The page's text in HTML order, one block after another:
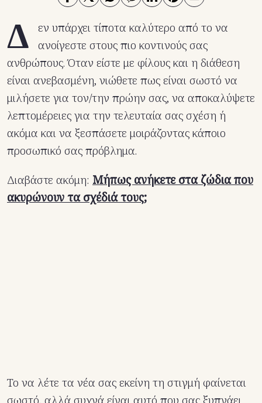
Δ
εν υπάρχει τίποτα καλύτερο από το να
ανοίγεστε στους πιο κοντινούς σας
ανθρώπους. Όταν είστε με φίλους και η διάθεση
είναι ανεβασμένη, νιώθετε πως είναι σωστό να
μιλήσετε για τον/την πρώην σας, να αποκαλύψετε
λεπτομέρειες για την τελευταία σας σχέση ή
ακόμα και να ξεσπάσετε μοιράζοντας κάποιο
προσωπικό σας πρόβλημα.
Διαβάστε ακόμη: Μήπως ανήκετε στα ζώδια που
ακυρώνουν τα σχέδιά τους;
Το να λέτε τα νέα σας εκείνη τη στιγμή φαίνεται